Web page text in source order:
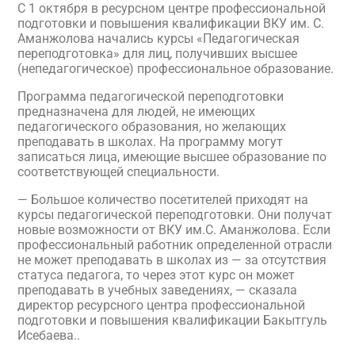
С 1 октября в ресурсном центре профессиональной
подготовки и повышения квалификации ВКУ им. С.
Аманжолова начались курсы «Педагогическая
переподготовка» для лиц, получивших высшее
(непедагогическое) профессиональное образование.
Программа педагогической переподготовки
предназначена для людей, не имеющих
педагогического образования, но желающих
преподавать в школах. На программу могут
записаться лица, имеющие высшее образование по
соответствующей специальности.
— Большое количество посетителей приходят на
курсы педагогической переподготовки. Они получат
новые возможности от ВКУ им.С. Аманжолова. Если
профессиональный работник определенной отрасли
не может преподавать в школах из — за отсутствия
статуса педагога, то через этот курс он может
преподавать в учебных заведениях, — сказала
директор ресурсного центра профессиональной
подготовки и повышения квалификации Бакытгуль
Исебаева..